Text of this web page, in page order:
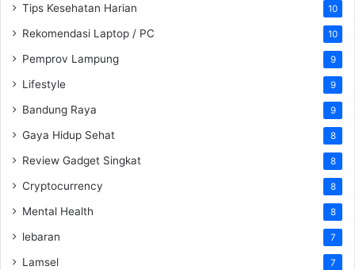
Tips Kesehatan Harian 10
Rekomendasi Laptop / PC 10
Pemprov Lampung 9
Lifestyle 9
Bandung Raya 9
Gaya Hidup Sehat 8
Review Gadget Singkat 8
Cryptocurrency 8
Mental Health 8
lebaran 7
Lamsel 7